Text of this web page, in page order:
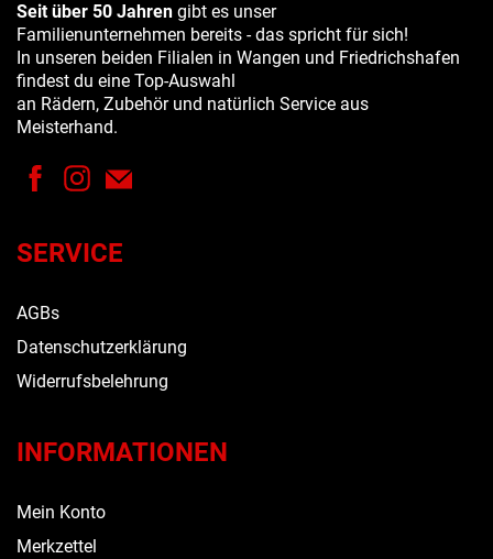
Seit über 50 Jahren gibt es unser
Familienunternehmen bereits - das spricht für sich!
In unseren beiden Filialen in Wangen und Friedrichshafen
findest du eine Top-Auswahl
an Rädern, Zubehör und natürlich Service aus
Meisterhand.
SERVICE
AGBs
Datenschutzerklärung
Widerrufsbelehrung
INFORMATIONEN
Mein Konto
Merkzettel